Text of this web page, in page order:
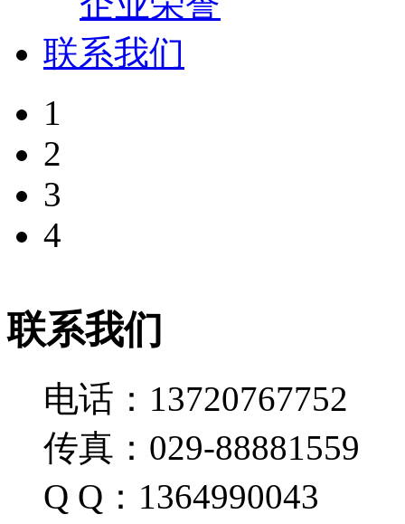
联系我们
1
2
3
4
联系我们
电话：13720767752
传真：029-88881559
Q Q：1364990043